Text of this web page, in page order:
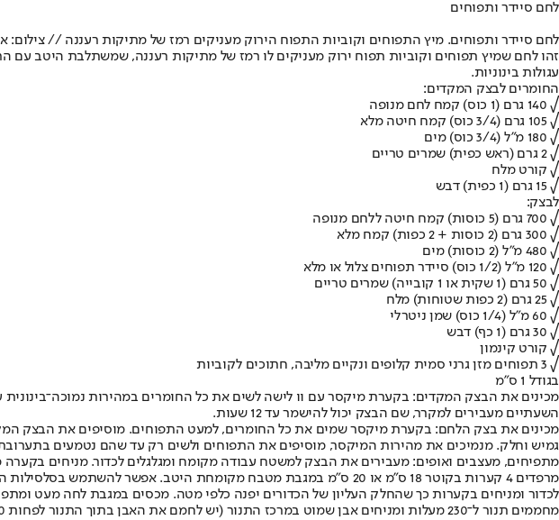
לחם סיידר ותפוחים
לחם סיידר ותפוחים. מיץ התפוחים וקוביות התפוח הירוק מעניקים רמז של מתיקות רעננה // צילום:
עגולות בינוניות.
החומרים לבצק המקדים:
√ 140 גרם (1 כוס) קמח לחם מנופה
√ 105 גרם (3/4 כוס) קמח חיטה מלא
√ 180 מ"ל (3/4 כוס) מים
√ 2 גרם (ראש כפית) שמרים טריים
√ קורט מלח
√ 15 גרם (1 כפית) דבש
לבצק:
√ 700 גרם (5 כוסות) קמח חיטה ללחם מנופה
√ 300 גרם (2 כוסות + 2 כפות) קמח מלא
√ 480 מ"ל (2 כוסות) מים
√ 120 מ"ל (1/2 כוס) סיידר תפוחים צלול או מלא
√ 50 גרם (1 שקית או 1 קובייה) שמרים טריים
√ 25 גרם (2 כפות שטוחות) מלח
√ 60 מ"ל (1/4 כוס) שמן ניטרלי
√ 30 גרם (1 כף) דבש
√ קורט קינמון
√ 3 תפוחים מזן גרני סמית קלופים ונקיים מליבה, חתוכים לקוביות
בגודל 1 ס"מ
מכינים את הבצק המקדים: בקערת מיקסר עם וו לישה לשים את כל החומרים במהירות
השעתיים מעבירים למקרר, שם הבצק יכול להישמר עד 12 שעות.
גמיש וחלק. מנמיכים את מהירות המיקסר, מוסיפים את התפוחים ולשים רק עד שהם נטמעים
מתפיחים, מעצבים ואופים: מעבירים את הבצק למשטח עבודה מקומח ומגלגלים לכדור. מניחים בקערה מקומחת, מכסים במגבת
לכדור ומניחים בקערות כך שהחלק העליון של הכדורים יפנה כלפי מטה. מכסים במגבת לחה מעט
מחממים תנור ל־230 מעלות ומניחים אבן שמוט במרכז התנור (יש לחמם את האבן בתוך התנור לפחות 30 דקות לפני האפייה כדי שהאבן תתלהט היטב).